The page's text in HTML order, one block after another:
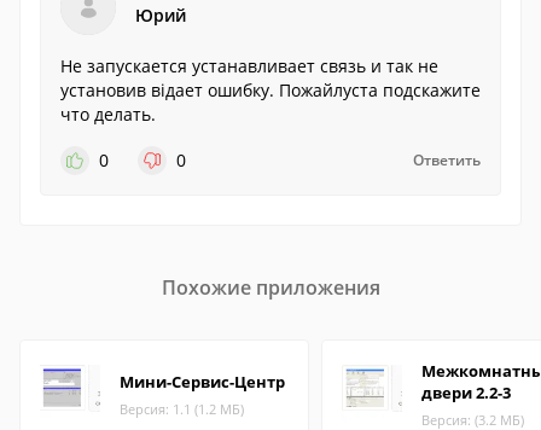
Юрий
Не запускается устанавливает связь и так не
установив відает ошибку. Пожайлуста подскажите
что делать.
0
0 Ответить
Похожие приложения
Мини-Сервис-Центр
Версия: 1.1 (1.2 МБ)
двери 2.2-3
Версия: (3.2 МБ)